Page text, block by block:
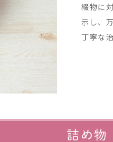
綴物に
示し、
丁寧な
詰め物